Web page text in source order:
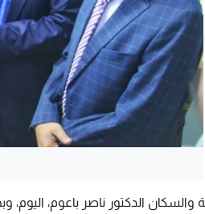
والسكان الدكتور ناصر باعوم،